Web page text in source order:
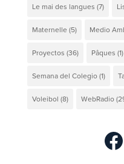
Le mai des langues (7)
Maternelle (5) Medio
Proyectos (36) Pâques (1)
Semana del Colegio(1)
Voleibol (8) WebRadio